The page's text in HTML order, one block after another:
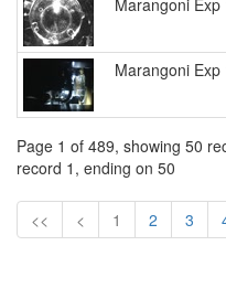
Marangoni Exp
Marangoni Exp
Page 1 of 489, showing 50
record 1, ending on 50
<< < 1 2 3